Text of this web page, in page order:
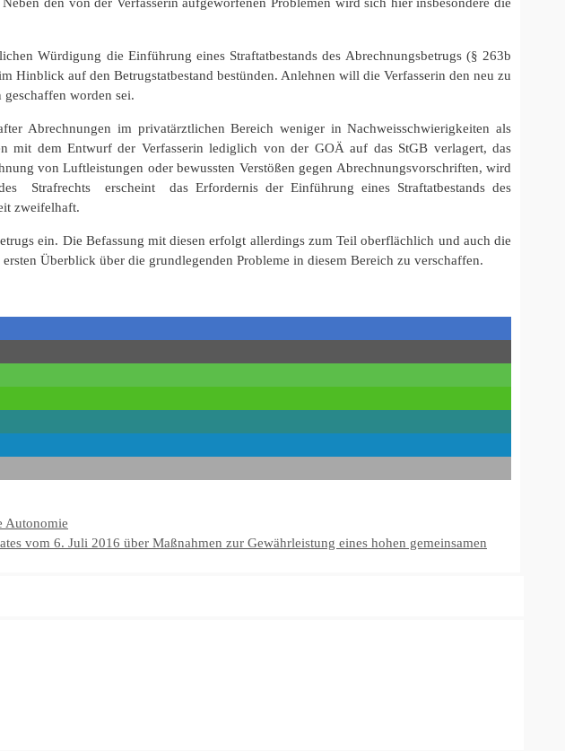
Würdigung die Einführung eines Straftatbestands des Abrechnungsbetrugs (§ 263b
auf den Betrugstatbestand bestünden. Anlehnen will die Verfasserin den neu zu
geschaffen worden sei.
Abrechnungen im privatärztlichen Bereich weniger in Nachweisschwierigkeiten als
mit dem Entwurf der Verfasserin lediglich von der GOÄ auf das StGB verlagert, das
von Luftleistungen oder bewussten Verstößen gegen Abrechnungsvorschriften, wird
Strafrechts erscheint das Erfordernis der Einführung eines Straftatbestands des
zweifelhaft.
ein. Die Befassung mit diesen erfolgt allerdings zum Teil oberflächlich und auch die
Überblick über die grundlegenden Probleme in diesem Bereich zu verschaffen.
Autonomie
vom 6. Juli 2016 über Maßnahmen zur Gewährleistung eines hohen gemeinsamen